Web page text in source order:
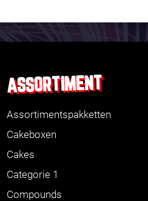
ASSORTIMENT
Assortimentspakketten
Cakeboxen
Cakes
Categorie 1
Compounds